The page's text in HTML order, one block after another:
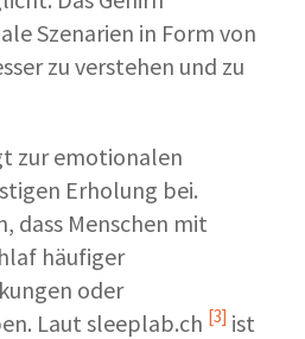
Szenarien in Form von
zu verstehen und zu
zur emotionalen
Erholung bei.
dass Menschen mit
häufiger
oder
Lautsleeplab.ch [3] ist